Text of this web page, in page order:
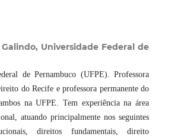
Universidade Federal de
de Pernambuco (UFPE). Professora
do Recife e professora permanente do
na UFPE. Tem experiência na área
atuando principalmente nos seguintes
direitos fundamentais, direito